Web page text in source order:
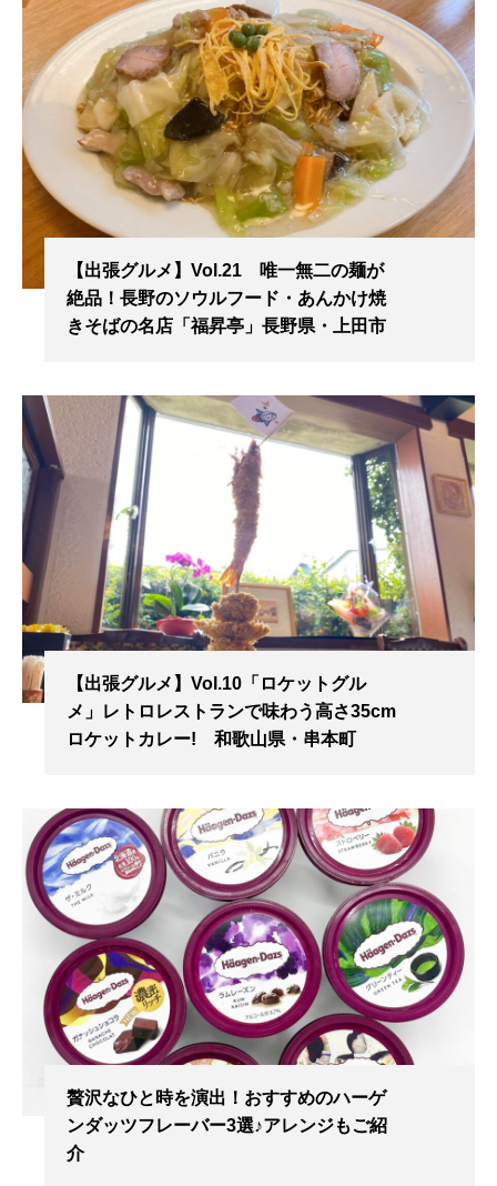
【出張グルメ】Vol.21 唯一無二の麺が
絶品！長野のソウルフード・あんかけ焼
きそばの名店「福昇亭」長野県・上田市
【出張グルメ】Vol.10「ロケットグル
メ」レトロレストランで味わう高さ35cm
ロケットカレー! 和歌山県・串本町
贅沢なひと時を演出！おすすめのハーゲ
ンダッツフレーバー3選♪アレンジもご紹
介